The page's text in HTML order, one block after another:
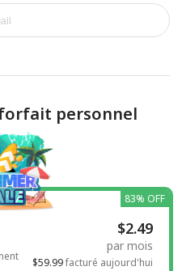
personnel
$2.49
par mois
$59.99facturé aujourd'hui
83% OFF